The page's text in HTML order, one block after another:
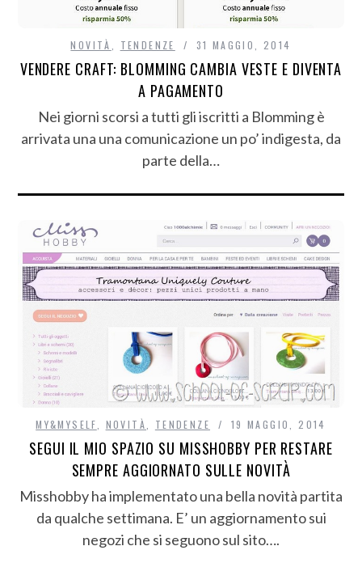
NOVITÀ TENDENZE 31 MAGGIO, 2014
VENDERE CRAFT: BLOMMING CAMBIA VESTE E DIVENTA
A PAGAMENTO
Nei giorni scorsi a tutti gli iscritti a Blomming è
arrivata una una comunicazione un po’ indigesta, da
parte della…
MY&MYSELF NOVITÀ TENDENZE 19 MAGGIO, 2014
SEGUI IL MIO SPAZIO SU MISSHOBBY PER RESTARE
SEMPRE AGGIORNATO SULLE NOVITÀ
Misshobby ha implementato una bella novità partita
da qualche settimana. E’ un aggiornamento sui
negozi che si seguono sul sito….